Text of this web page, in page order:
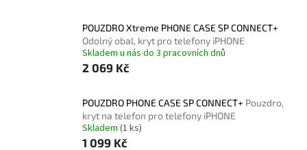
POUZDRO Xtreme PHONE CASE SP CONNECT+
Odolný obal, kryt pro telefony iPHONE
Skladem u nás do 3 pracovních dnů
2 069 Kč
POUZDRO PHONE CASE SP CONNECT+ Pouzdro,
kryt na telefon pro telefony iPHONE
Skladem (1 ks)
1 099 Kč